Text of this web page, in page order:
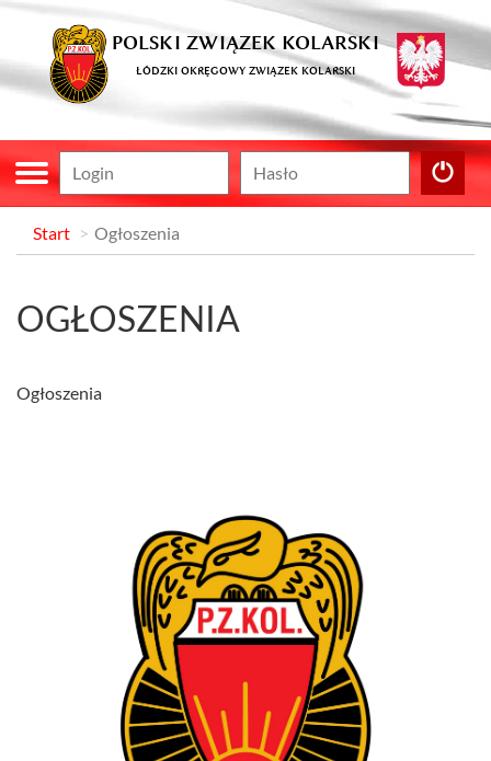
POLSKI ZWIĄZEK KOLARSKI
ŁÓDZKI OKRĘGOWY ZWIĄZEK KOLARSKI
Start Ogłoszenia
OGŁOSZENIA
Ogłoszenia